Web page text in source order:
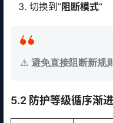
切换到”阻断模式“
⚠️ 避免直接阻断新规
5.2 防护等级循序渐进